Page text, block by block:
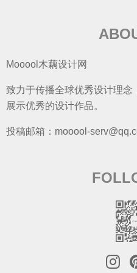
Mooool木藕设计网
致力于传播全球优秀设计理
展示优秀的设计作品。
投稿邮箱：mooool-